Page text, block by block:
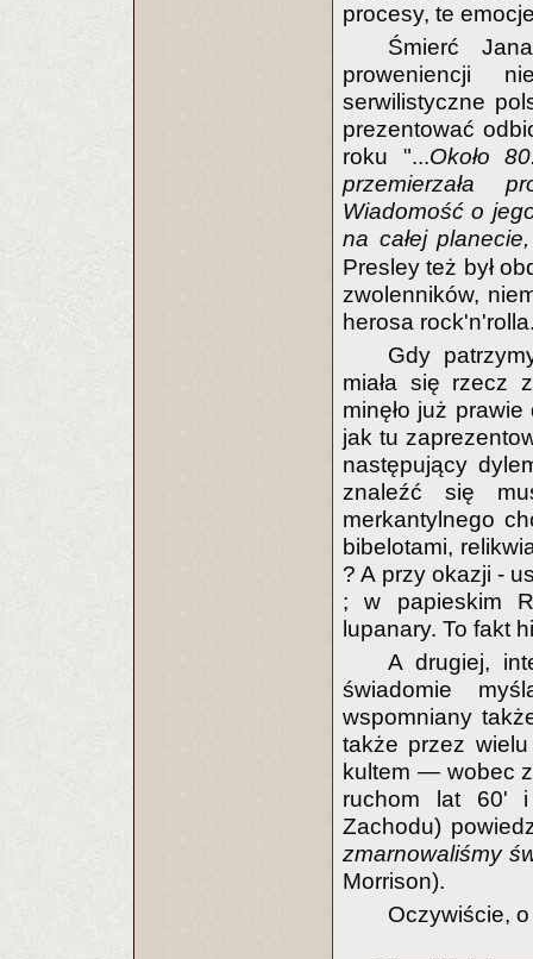
procesy, te
Śmierć
proweniencji
serwilistyczne
prezentować
roku "...Około
przemierzała
Wiadomość o
na całej
Presley też był
zwolenników,
herosa
Gdy
miała się rzecz
minęło już
jak tu
następujący
znaleźć się
merkantylnego
bibelotami,
? A przy okazji -
; w papieskim
lupanary. To fakt
A drugiej,
świadomie
wspomniany
także przez
kultem — wobec
ruchom lat 60' i
Zachodu)
zmarnowaliśmy
Morrison).
Oczywiście,